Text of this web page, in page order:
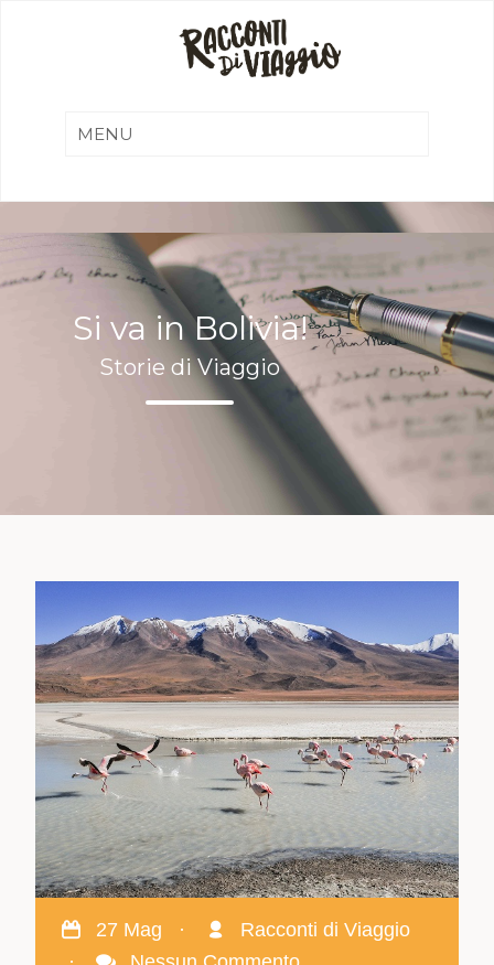
Si va in Bolivia!
Storie di Viaggio
27 Mag ·
Racconti di Viaggio